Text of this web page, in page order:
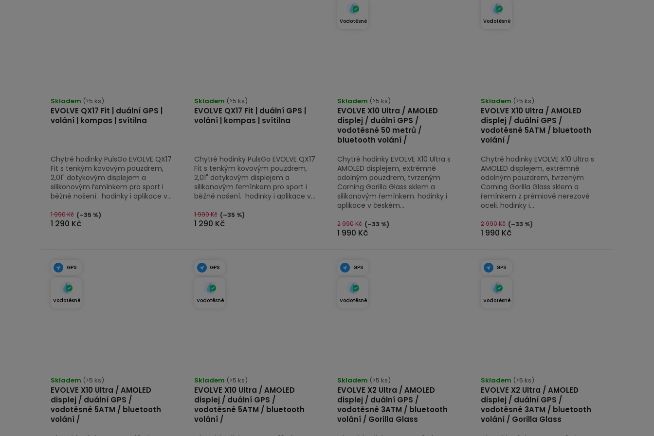
EVOLVE QX17 Fit | duální GPS |
volání | kompas | svítilna
hodnocení
produktu
je
5
hvězdiček.
Skladem (>5 ks)
1 290 Kč
1 990 Kč (–35 %)
Chytré hodinky PulsGo EVOLVE QX17
Fit s tenkým kovovým pouzdrem,
2,01" dotykovým displejem a
silikonovým řemínkem pro sport i
běžné nošení. hodinky i aplikace v...
EVOLVE QX17 Fit | duální GPS |
volání | kompas | svítilna
Skladem (>5 ks)
1 290 Kč
1 990 Kč (–35 %)
Chytré hodinky PulsGo EVOLVE QX17
Fit s tenkým kovovým pouzdrem,
2,01" dotykovým displejem a
silikonovým řemínkem pro sport i
běžné nošení. hodinky i aplikace v...
Vodotěsné
EVOLVE X10 Ultra / AMOLED
displej / duální GPS /
vodotěsné 50 metrů /
bluetooth volání /
hodnocení
produktu
je
5,0
5
hvězdiček.
Skladem (>5 ks)
1 990 Kč
2 990 Kč (–33 %)
Chytré hodinky EVOLVE X10 Ultra s
AMOLED displejem, extrémně
odolným pouzdrem, tvrzeným
Corning Gorilla Glass sklem a
silikonovým řemínkem. hodinky i
aplikace v českém...
Vodotěsné
EVOLVE X10 Ultra / AMOLED
displej / duální GPS /
vodotěsné 5ATM / bluetooth
volání /
hodnocení
produktu
je
4,8
5
hvězdiček.
Skladem (>5 ks)
1 990 Kč
2 990 Kč (–33 %)
Chytré hodinky EVOLVE X10 Ultra s
AMOLED displejem, extrémně
odolným pouzdrem, tvrzeným
Corning Gorilla Glass sklem a
řemínkem z prémiové nerezové
oceli. hodinky i...
GPS
Vodotěsné
EVOLVE X10 Ultra / AMOLED
displej / duální GPS /
vodotěsné 5ATM / bluetooth
volání /
hodnocení
produktu
je
4,8
Skladem (>5 ks)
GPS
Vodotěsné
EVOLVE X10 Ultra / AMOLED
displej / duální GPS /
vodotěsné 5ATM / bluetooth
volání /
hodnocení
produktu
je
5,0
Skladem (>5 ks)
GPS
Vodotěsné
EVOLVE X2 Ultra / AMOLED
displej / duální GPS /
vodotěsné 3ATM / bluetooth
volání / Gorilla Glass
hodnocení
produktu
je
5,0
Skladem (>5 ks)
GPS
Vodotěsné
EVOLVE X2 Ultra / AMOLED
displej / duální GPS /
vodotěsné 3ATM / bluetooth
volání / Gorilla Glass
Skladem (>5 ks)